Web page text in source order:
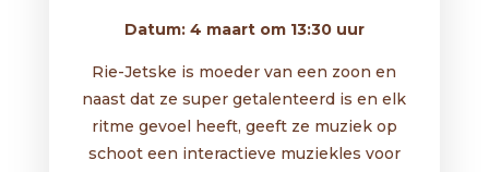
Datum: 4 maart om 13:30 uur
Rie-Jetske is moeder van een zoon en
naast dat ze super getalenteerd is en elk
ritme gevoel heeft, geeft ze muziek op
schoot een interactieve muziekles voor